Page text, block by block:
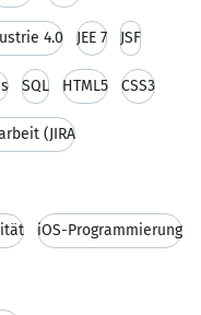
4.0 JEE 7 JSF
SQL HTML5 CSS3
(JIRA
iOS-Programmierung